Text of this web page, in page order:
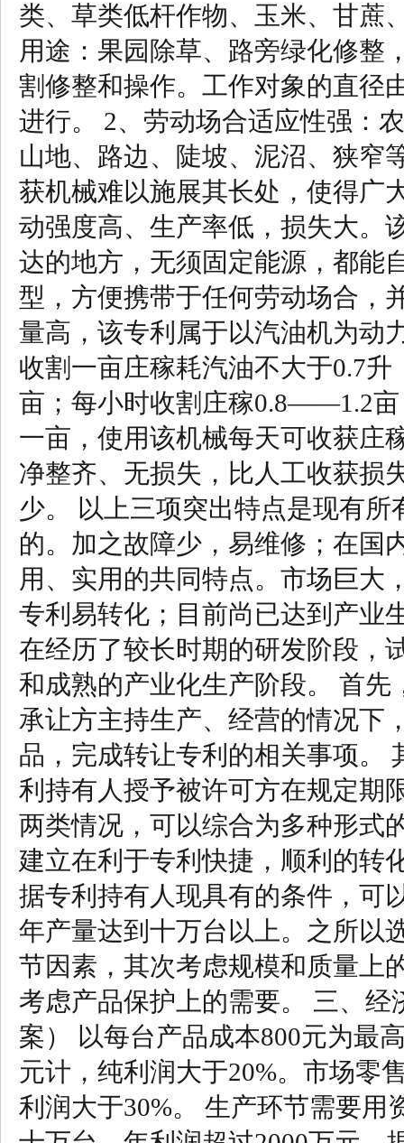
类、草类低杆作物、玉米、甘蔗
用途：果园除草、路旁绿化修整
割修整和操作。工作对象的直径
进行。 2、劳动场合适应性强：
山地、路边、陡坡、泥沼、狭窄
获机械难以施展其长处，使得广
动强度高、生产率低，损失大。
达的地方，无须固定能源，都能
型，方便携带于任何劳动场合，
量高，该专利属于以汽油机为动
收割一亩庄稼耗汽油不大于0.7
亩；每小时收割庄稼0.8——1.2
一亩，使用该机械每天可收获
净整齐、无损失，比人工收获损
少。 以上三项突出特点是现有
的。加之故障少，易维修；在国
用、实用的共同特点。市场巨大
专利易转化；目前尚已达到产业
在经历了较长时期的研发阶段，
和成熟的产业化生产阶段。 首
承让方主持生产、经营的情况下
品，完成转让专利的相关事项。
利持有人授予被许可方在规定期
两类情况，可以综合为多种形式
建立在利于专利快捷，顺利的转
据专利持有人现具有的条件，可
年产量达到十万台以上。之所以
节因素，其次考虑规模和质量上
考虑产品保护上的需要。 三、
案） 以每台产品成本800元为最
元计，纯利润大于20%。市场
利润大于30%。 生产环节需要用